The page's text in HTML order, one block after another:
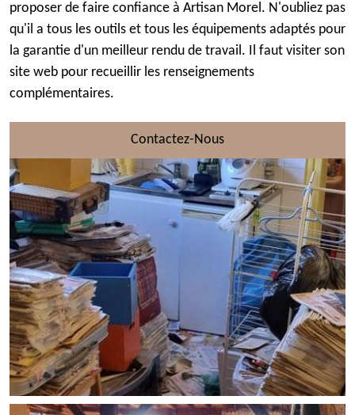
proposer de faire confiance à Artisan Morel. N'oubliez pas
qu'il a tous les outils et tous les équipements adaptés pour
la garantie d'un meilleur rendu de travail. Il faut visiter son
site web pour recueillir les renseignements
complémentaires.
Contactez-Nous